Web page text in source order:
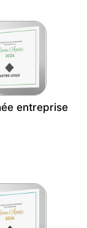
entreprise